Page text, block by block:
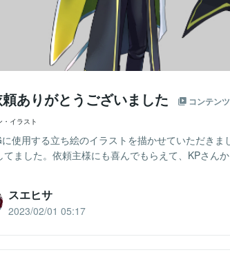
ありがとうございました コンテンツ
・イラスト
使用する立ち絵のイラストを描かせていただき
てました。依頼主様にも喜んでもらえて、KPさん
スエヒサ
2023/02/01 05:17